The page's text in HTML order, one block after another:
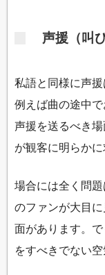
声援（叫
私語と同様に声援
例えば曲の途中
声援を送るべき
が観客に明らか
場合には全く問
のファンが大目
面があります。
をすべきでない